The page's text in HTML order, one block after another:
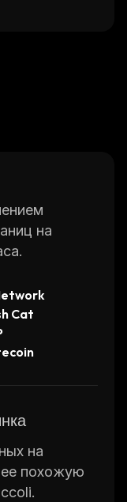
на
Cat
на
похожую